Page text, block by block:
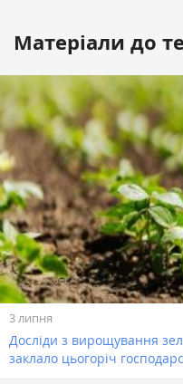
Матеріали до
3 липня
Досліди з вирощування
заклало цьогоріч